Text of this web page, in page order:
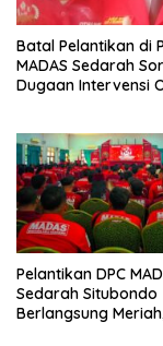
Batal Pelantikan di
MADAS Sedarah
Dugaan Intervensi
Pelantikan DPC
Sedarah Situbondo
Berlangsung